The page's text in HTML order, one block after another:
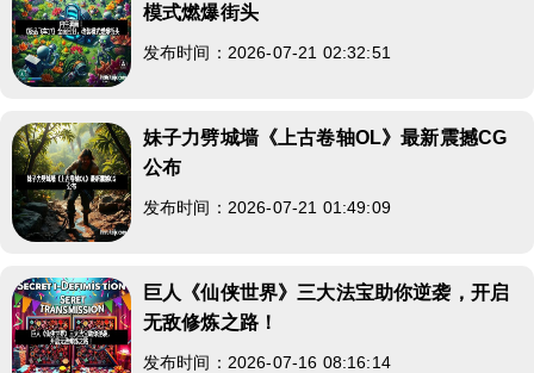
模式燃爆街头
发布时间：2026-07-21 02:32:51
妹子力劈城墙《上古卷轴OL》最新震撼CG
公布
发布时间：2026-07-21 01:49:09
巨人《仙侠世界》三大法宝助你逆袭，开启
无敌修炼之路！
发布时间：2026-07-16 08:16:14